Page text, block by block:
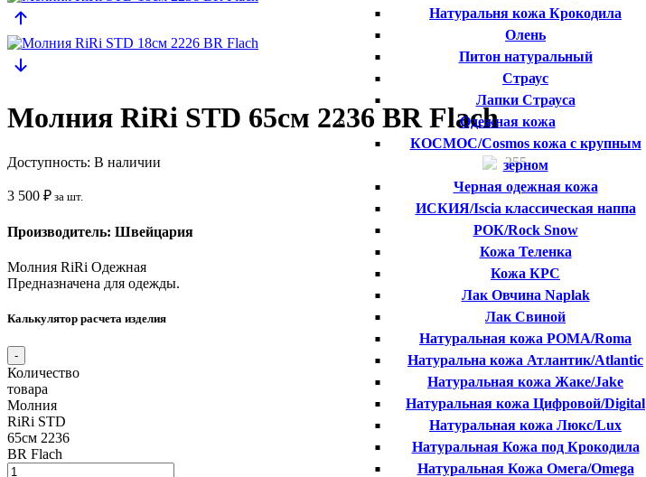
Натуральня кожа Крокодила
Олень
Питон натуральный
Страус
Лапки Страуса
Одежная кожа
КОСМОС/Cosmos кожа с крупным
зерном
Черная одежная кожа
ИСКИЯ/Iscia классическая наппа
РОК/Rock Snow
Кожа Теленка
Кожа КРС
Лак Овчина Naplak
Лак Свиной
Натуральная кожа РОМА/Roma
Натуральна кожа Атлантик/Atlantic
Натуральная кожа Жаке/Jake
Натуральная кожа Цифровой/Digital
Натуральная кожа Люкс/Lux
Натуральная Кожа под Крокодила
Натуральная Кожа Омега/Omega
Молния RiRi STD 65см 2236 BR Flach
255
Доступность: В наличии
3 500 ₽ за шт.
Производитель: Швейцария
Молния RiRi Одежная
Предназначена для одежды.
Калькулятор расчета изделия
Количество
товара
Молния
RiRi STD
65см 2236
BR Flach